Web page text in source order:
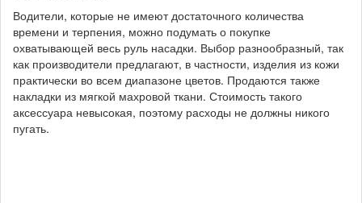
Водители, которые не имеют достаточного количества
времени и терпения, можно подумать о покупке
охватывающей весь руль насадки. Выбор разнообразный, так
как производители предлагают, в частности, изделия из кожи
практически во всем диапазоне цветов. Продаются также
накладки из мягкой махровой ткани. Стоимость такого
аксессуара невысокая, поэтому расходы не должны никого
пугать.